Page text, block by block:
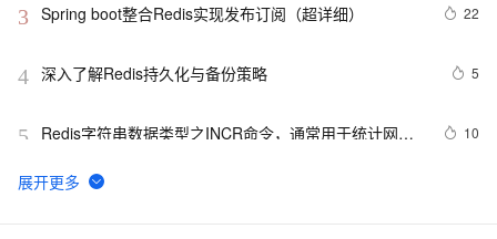
3 Spring boot整合Redis实现发布订阅（超详细） 22
4 深入了解Redis持久化与备份策略 5
5
Redis字符串数据类型之INCR命令，通常用于统计网站
10
6 Redis高并发场景下秒杀超卖解决